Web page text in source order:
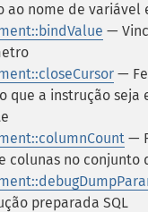
ao nome de variável
—
—
que a instrução seja
—
colunas no conjunto
preparada SQL